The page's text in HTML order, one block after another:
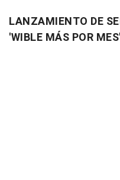
LANZAMIENTO DE
'WIBLE MÁS POR MES'